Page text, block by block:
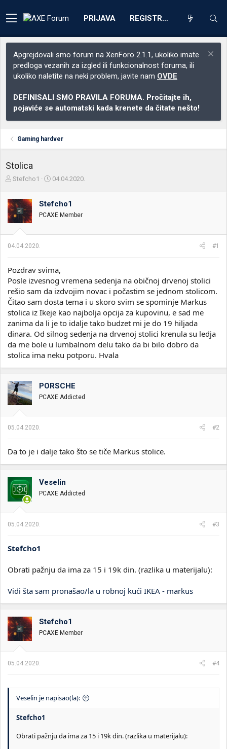
PRIJAVA REGISTRACIJA
Apgrejdovali smo forum na XenForo 2.1.1, ukoliko imate
predloga vezanih za izgled ili funkcionalnost foruma, ili
ukoliko naletite na neki problem, javite nam OVDE
DEFINISALI SMO PRAVILA FORUMA. Pročitajte ih,
pojaviće se automatski kada krenete da čitate nešto!
Gaming hardver
Stolica
Z
e
t
n
i
k
m
e
Stefcho1
D
u
m
o
t
a
n
a
04.04.2020.
Stefcho1
PCAXE Member
04.04.2020. #1
Pozdrav svima,
Posle izvesnog vremena sedenja na običnoj drvenoj stolici
rešio sam da izdvojim novac i počastim se jednom stolicom.
Čitao sam dosta tema i u skoro svim se spominje Markus
stolica iz Ikeje kao najbolja opcija za kupovinu, e sad me
zanima da li je to idalje tako budzet mi je do 19 hiljada
dinara. Od silnog sedenja na drvenoj stolici krenula su ledja
da me bole u lumbalnom delu tako da bi bilo dobro da
stolica ima neku potporu. Hvala
PORSCHE
PCAXE Addicted
05.04.2020. #2
Da to je i dalje tako što se tiče Markus stolice.
Veselin
PCAXE Addicted
05.04.2020. #3
Stefcho1
Obrati pažnju da ima za 15 i 19k din. (razlika u materijalu):
Vidi šta sam pronašao/la u robnoj kući IKEA - markus
Stefcho1
PCAXE Member
05.04.2020. #4
Veselin je napisao(la):
Stefcho1
Obrati pažnju da ima za 15 i 19k din. (razlika u materijalu):